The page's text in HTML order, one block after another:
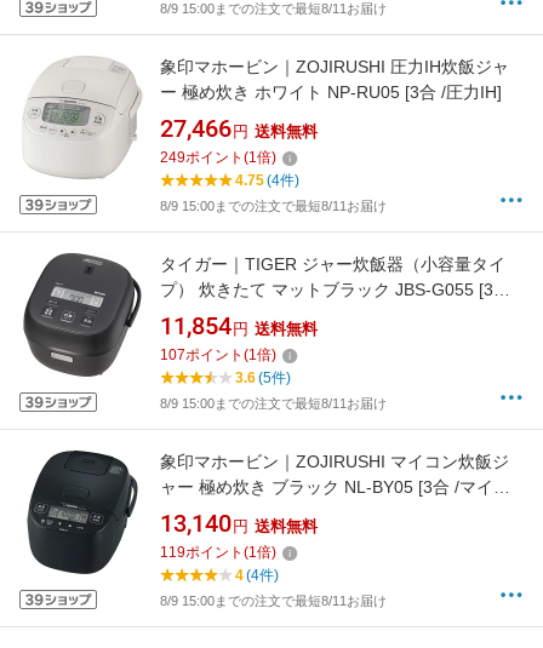
8/9 15:00までの注文で最短8/11お届け
象印マホービン｜ZOJIRUSHI 圧力IH炊飯ジャ
ー 極め炊き ホワイト NP-RU05 [3合 /圧力IH]
27,466 円 送料無料
249ポイント (1倍)
4.75(4件)
8/9 15:00までの注文で最短8/11お届け
タイガー｜TIGER ジャー炊飯器（小容量タイ
プ） 炊きたて マットブラック JBS-G055 [3合 /
マイコン]【rb_makerA】
11,854 円 送料無料
107ポイント (1倍)
3.6(5件)
8/9 15:00までの注文で最短8/11お届け
象印マホービン｜ZOJIRUSHI マイコン炊飯ジ
ャー 極め炊き ブラック NL-BY05 [3合 /マイコ
ン]
13,140 円 送料無料
119ポイント (1倍)
4(4件)
8/9 15:00までの注文で最短8/11お届け